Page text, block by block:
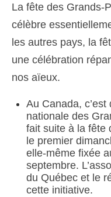
La fête des Grands-
célèbre
les autres pays, la
une célébration
nos aïeux.
Au Canada,
nationale des
fait suite à la fête
le premier
elle-même fixée
septembre.
du Québec et le
cette initiative.